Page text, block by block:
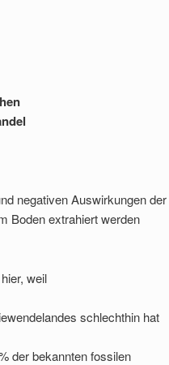
negativen Auswirkungen der
Boden extrahiert werden
weil
schlechthin hat
der bekannten fossilen